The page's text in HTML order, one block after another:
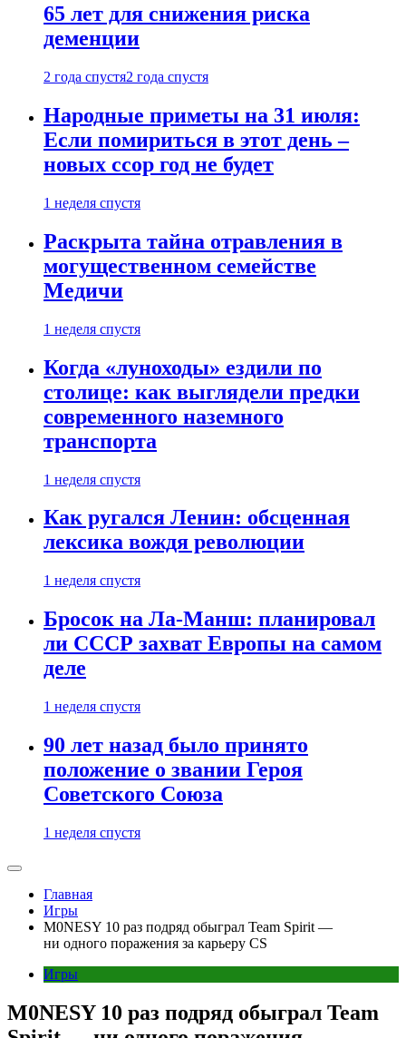
65 лет для снижения риска
деменции
2 года спустя2 года спустя
Народные приметы на 31 июля:
Если помириться в этот день –
новых ссор год не будет
1 неделя спустя
Раскрыта тайна отравления в
могущественном семействе
Медичи
1 неделя спустя
Когда «луноходы» ездили по
столице: как выглядели предки
современного наземного
транспорта
1 неделя спустя
Как ругался Ленин: обсценная
лексика вождя революции
1 неделя спустя
Бросок на Ла-Манш: планировал
ли СССР захват Европы на самом
деле
1 неделя спустя
90 лет назад было принято
положение о звании Героя
Советского Союза
1 неделя спустя
Главная
Игры
M0NESY 10 раз подряд обыграл Team Spirit —
ни одного поражения за карьеру CS
Игры
M0NESY 10 раз подряд обыграл Team